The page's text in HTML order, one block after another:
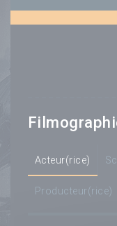
Acteur(rice)
Producteur(rice)